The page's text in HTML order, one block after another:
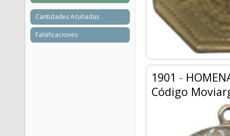
1901 -
Código
Cantidades Acuñadas
Falsificaciones